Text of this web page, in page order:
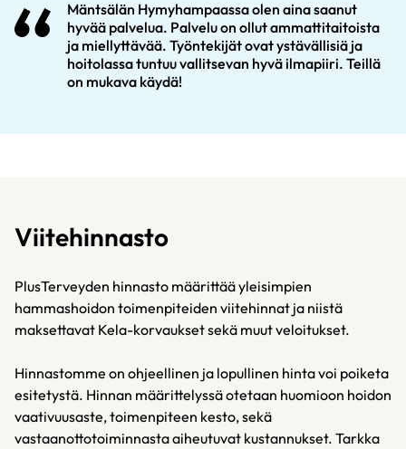
Mäntsälän Hymyhampaassa olen aina saanut
hyvää palvelua. Palvelu on ollut ammattitaitoista
ja miellyttävää. Työntekijät ovat ystävällisiä ja
hoitolassa tuntuu vallitsevan hyvä ilmapiiri. Teillä
on mukava käydä!
Viitehinnasto
PlusTerveyden hinnasto määrittää yleisimpien
hammashoidon toimenpiteiden viitehinnat ja niistä
maksettavat Kela-korvaukset sekä muut veloitukset.
Hinnastomme on ohjeellinen ja lopullinen hinta voi poiketa
esitetystä. Hinnan määrittelyssä otetaan huomioon hoidon
vaativuusaste, toimenpiteen kesto, sekä
vastaanottotoiminnasta aiheutuvat kustannukset. Tarkka